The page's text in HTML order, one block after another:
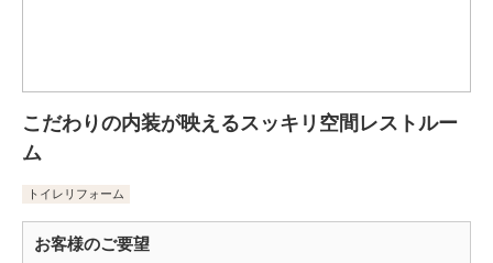
こだわりの内装が映えるスッキリ空間レストルー
ム
トイレリフォーム
お客様のご要望